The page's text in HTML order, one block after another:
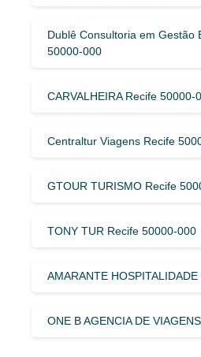
Dublê Consultoria em Gestão
50000-000
CARVALHEIRA Recife 50000-
Centraltur Viagens Recife
GTOUR TURISMO Recife
TONY TUR Recife 50000-000
AMARANTE
ONE B AGENCIA DE